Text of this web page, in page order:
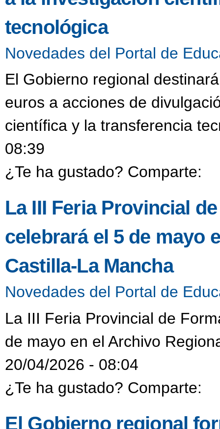
tecnológica
Novedades del Portal de
El Gobierno regional
euros a acciones de
científica y la transferencia
08:39
¿Te ha gustado? Comparte:
La III Feria Provincial
celebrará el 5 de mayo
Castilla-La Mancha
Novedades del Portal de
La III Feria Provincial de
de mayo en el Archivo
20/04/2026 - 08:04
¿Te ha gustado? Comparte:
El Gobierno regional